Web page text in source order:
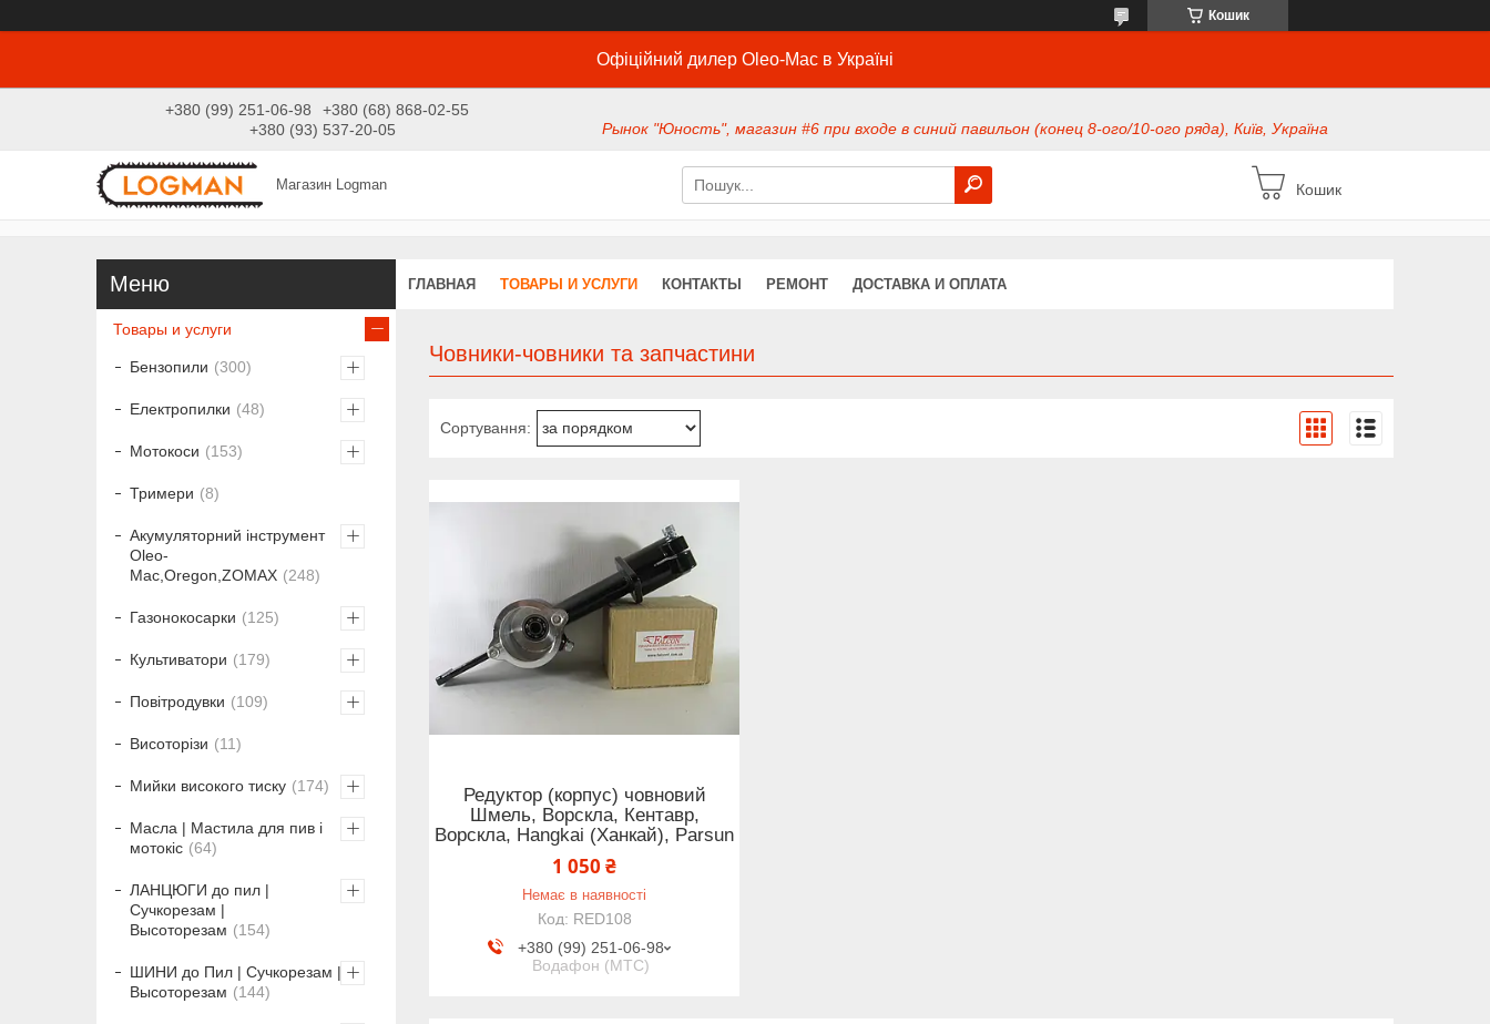
Кошик
Офіційний дилер Oleo-Mac в Україні
+380 (99) 251-06-98
+380 (68) 868-02-55
+380 (93) 537-20-05
Рынок "Юность", магазин #6 при входе в синий павильон (конец 8-ого/10-ого ряда), Київ, Україна
Магазин Logman Кошик
ГЛАВНАЯ ТОВАРЫ И УСЛУГИ КОНТАКТЫ РЕМОНТ ДОСТАВКА И ОПЛАТА
Човники-човники та запчастини
Редуктор (корпус) човновий
Шмель, Ворскла, Кентавр,
Ворскла, Hangkai (Ханкай), Parsun
1 050 ₴
Немає в наявності
RED108
+380 (99) 251-06-98
Водафон (МТС)
Товары и услуги
Бензопили 300
Електропилки 48
Мотокоси 153
Тримери 8
Акумуляторний інструмент
Oleo-
Mac,Oregon,ZOMAX
248
Газонокосарки 125
Культиватори 179
Повітродувки 109
Висоторізи 11
Мийки високого тиску 174
Масла | Мастила для пив і
мотокіс
64
ЛАНЦЮГИ до пил |
Сучкорезам |
Высоторезам
154
ШИНИ до Пил | Сучкорезам |
Высоторезам
144